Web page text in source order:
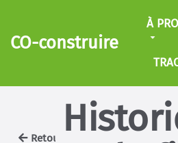
Aller au contenu principal
CO-construire
À
Retour